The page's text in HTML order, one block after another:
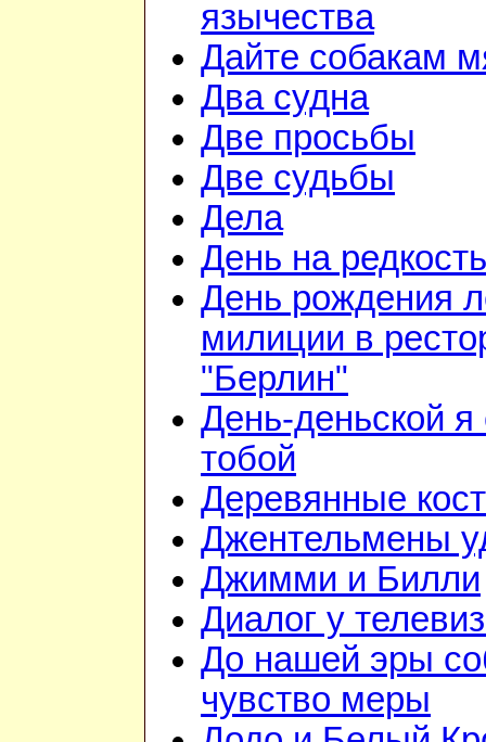
язычества
Дайте собакам
Два судна
Две просьбы
Две судьбы
Дела
День на редкость
День рождения
милиции в
"Берлин"
День-деньской я
тобой
Деревянные
Джентельмены
Джимми и Билли
Диалог у
До нашей эры
чувство меры